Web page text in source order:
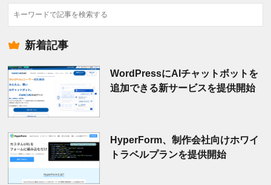
検
索
新着記事
WordPressにAIチャットボットを
追加できる新サービスを提供開始
HyperForm、制作会社向けホワイ
トラベルプランを提供開始